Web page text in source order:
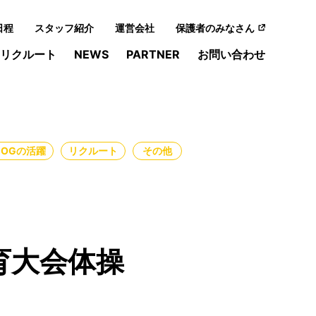
程 スタッフ紹介 運営会社 保護者のみなさん
リクルート NEWS PARTNER お問い合わせ
の活躍 リクルート その他
会体操